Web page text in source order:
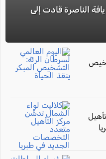
الناصرة قادت إلى